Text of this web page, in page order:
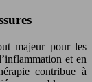
majeur pour les
et en
contribue à